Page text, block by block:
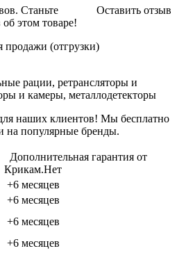
Оставить отзыв
Станьте
этом товаре!
продажи (отгрузки)
рации, ретрансляторы и
и камеры, металлодетекторы
наших клиентов! Мы бесплатно
на популярные бренды.
Дополнительная гарантия от
Крикам.Нет
+6 месяцев
+6 месяцев
+6 месяцев
+6 месяцев